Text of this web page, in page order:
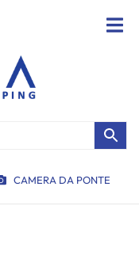
CAMERA DA PONTE